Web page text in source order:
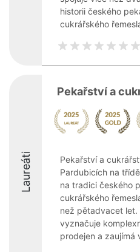
historii českého
cukrářského
Laureáti
Pekařství a
Pekařství a
Pardubicích na
na tradici českého
cukrářského
než pětadvacet let.
vyznačuje
prodejen a zaujímá